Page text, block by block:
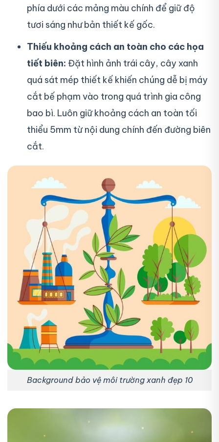
phía dưới các mảng màu chính để giữ độ
tươi sáng như bản thiết kế gốc.
Thiếu khoảng cách an toàn cho các họa
tiết biên: Đặt hình ảnh trái cây, cây xanh
quá sát mép thiết kế khiến chúng dễ bị máy
cắt bế phạm vào trong quá trình gia công
bao bì. Luôn giữ khoảng cách an toàn tối
thiểu 5mm từ nội dung chính đến đường biên
cắt.
Background bảo vệ môi trường xanh đẹp 10